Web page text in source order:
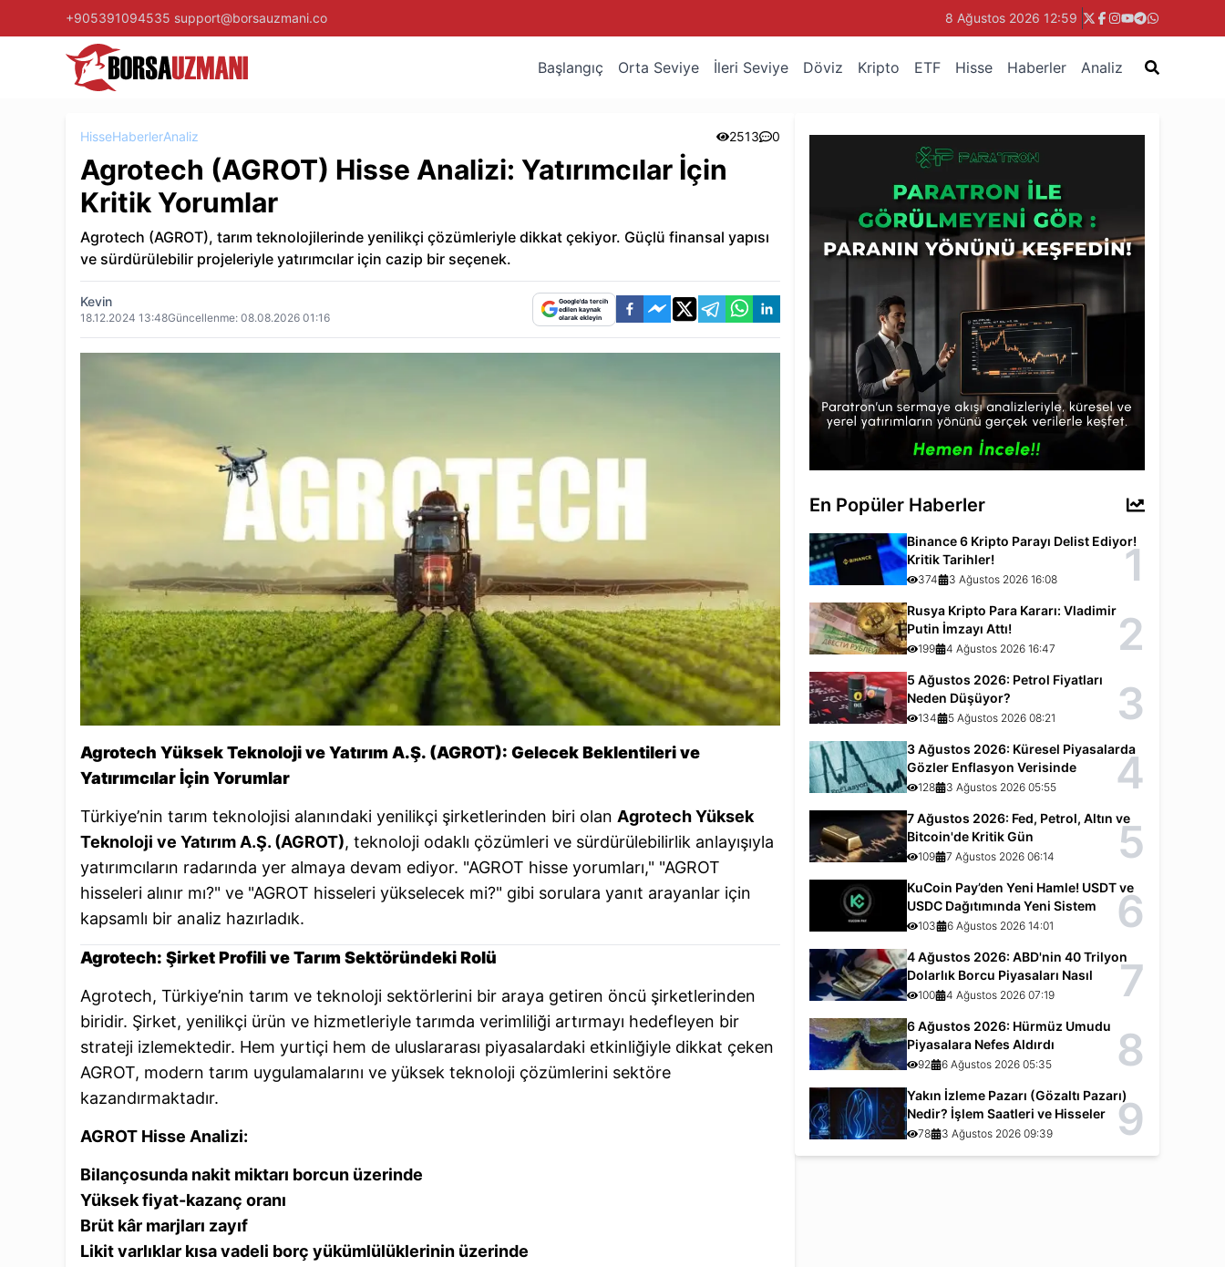
+905391094535 support@borsauzmani.co 8 Ağustos 2026 12:59
Başlangıç Orta Seviye İleri Seviye Döviz Kripto ETF Hisse Haberler Analiz
HisseHaberlerAnaliz 2513 0
Agrotech (AGROT) Hisse Analizi: Yatırımcılar İçin
Kritik Yorumlar
Agrotech (AGROT), tarım teknolojilerinde yenilikçi çözümleriyle dikkat çekiyor. Güçlü finansal yapısı
ve sürdürülebilir projeleriyle yatırımcılar için cazip bir seçenek.
Kevin
18.12.2024 13:48Güncellenme: 08.08.2026 01:16
Google'da tercih
edilen kaynak
olarak ekleyin
Agrotech Yüksek Teknoloji ve Yatırım A.Ş. (AGROT): Gelecek Beklentileri ve
Yatırımcılar İçin Yorumlar
Türkiye’nin tarım teknolojisi alanındaki yenilikçi şirketlerinden biri olan Agrotech Yüksek
Teknoloji ve Yatırım A.Ş. (AGROT), teknoloji odaklı çözümleri ve sürdürülebilirlik anlayışıyla
yatırımcıların radarında yer almaya devam ediyor. "AGROT hisse yorumları," "AGROT
hisseleri alınır mı?" ve "AGROT hisseleri yükselecek mi?" gibi sorulara yanıt arayanlar için
kapsamlı bir analiz hazırladık.
Agrotech: Şirket Profili ve Tarım Sektöründeki Rolü
Agrotech, Türkiye’nin tarım ve teknoloji sektörlerini bir araya getiren öncü şirketlerinden
biridir. Şirket, yenilikçi ürün ve hizmetleriyle tarımda verimliliği artırmayı hedefleyen bir
strateji izlemektedir. Hem yurtiçi hem de uluslararası piyasalardaki etkinliğiyle dikkat çeken
AGROT, modern tarım uygulamalarını ve yüksek teknoloji çözümlerini sektöre
kazandırmaktadır.
AGROT Hisse Analizi:
Bilançosunda nakit miktarı borcun üzerinde
Yüksek fiyat-kazanç oranı
Brüt kâr marjları zayıf
Likit varlıklar kısa vadeli borç yükümlülüklerinin üzerinde
En Popüler Haberler
Binance 6 Kripto Parayı Delist Ediyor!
Kritik Tarihler!
374 3 Ağustos 2026 16:08 1
Rusya Kripto Para Kararı: Vladimir
Putin İmzayı Attı!
199 4 Ağustos 2026 16:47 2
5 Ağustos 2026: Petrol Fiyatları
Neden Düşüyor?
134 5 Ağustos 2026 08:21 3
3 Ağustos 2026: Küresel Piyasalarda
Gözler Enflasyon Verisinde
128 3 Ağustos 2026 05:55 4
7 Ağustos 2026: Fed, Petrol, Altın ve
Bitcoin'de Kritik Gün
109 7 Ağustos 2026 06:14 5
KuCoin Pay’den Yeni Hamle! USDT ve
USDC Dağıtımında Yeni Sistem
103 6 Ağustos 2026 14:01 6
4 Ağustos 2026: ABD'nin 40 Trilyon
Dolarlık Borcu Piyasaları Nasıl
Etkiliyor?
100 4 Ağustos 2026 07:19 7
6 Ağustos 2026: Hürmüz Umudu
Piyasalara Nefes Aldırdı
92 6 Ağustos 2026 05:35 8
Yakın İzleme Pazarı (Gözaltı Pazarı)
Nedir? İşlem Saatleri ve Hisseler
78 3 Ağustos 2026 09:39 9